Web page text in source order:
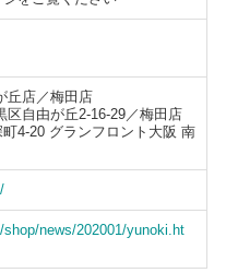
丘店／梅田店
区自由が丘2-16-29／梅田店
4-20 グランフロント大阪 南
news/202001/yunoki.ht